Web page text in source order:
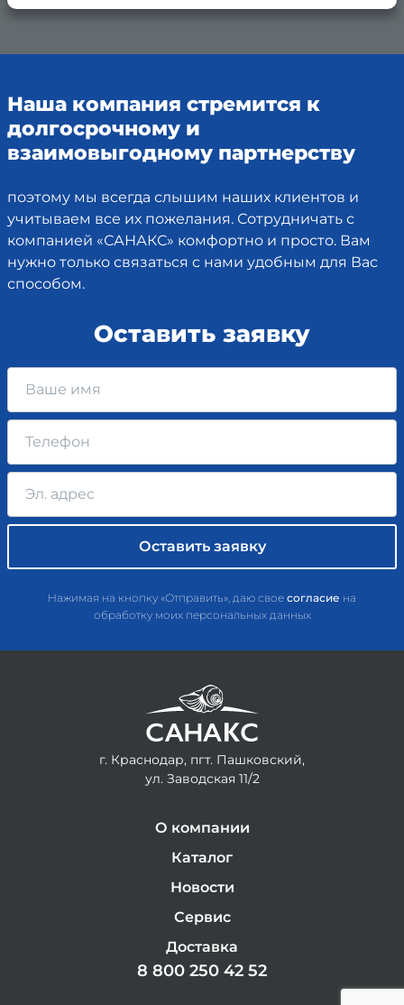
Наша компания стремится к
долгосрочному и
взаимовыгодному партнерству
поэтому мы всегда слышим наших клиентов и
учитываем все их пожелания. Сотрудничать с
компанией «САНАКС» комфортно и просто. Вам
нужно только связаться с нами удобным для Вас
способом.
Оставить заявку
Нажимая на кнопку «Отправить», даю свое согласие на
обработку моих персональных данных
г. Краснодар, пгт. Пашковский,
ул. Заводская 11/2
О компании
Каталог
Новости
Сервис
Доставка
8 800 250 42 52